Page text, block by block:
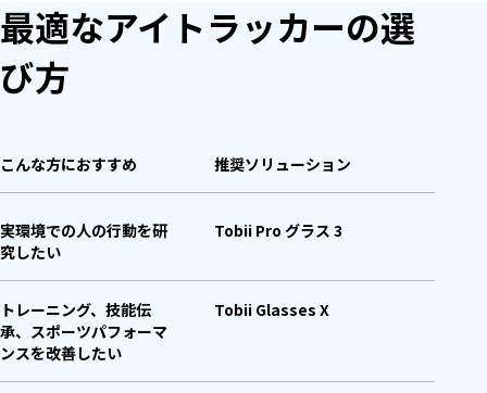
最適なアイトラッカーの選
び方
こんな方におすすめ 推奨ソリューション
実環境での人の行動を研
究したい
Tobii Pro グラス 3
トレーニング、技能伝
承、スポーツパフォーマ
ンスを改善したい
Tobii Glasses X